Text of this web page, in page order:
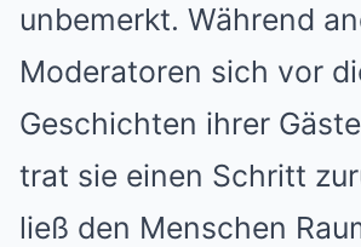
unbemerkt. Während
Moderatoren sich vor
Geschichten ihrer
trat sie einen Schritt
ließ den Menschen